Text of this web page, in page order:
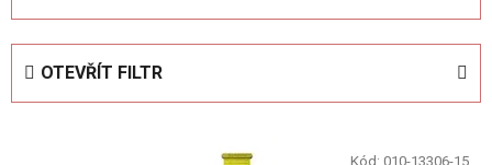
OTEVŘÍT FILTR
Kód: 010-13306-15